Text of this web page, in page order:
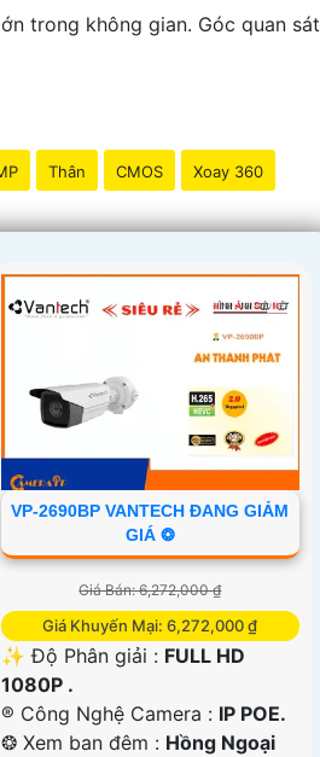
trong không gian. Góc quan sát
Thân CMOS Xoay 360
VP-2690BP VANTECH ĐANG GIẢM
GIÁ ❂
Giá Bán: 6,272,000 ₫
Giá Khuyến Mại: 6,272,000 ₫
✨ Độ Phân giải : FULL HD
1080P .
®️ Công Nghệ Camera : IP POE.
❂ Xem ban đêm : Hồng Ngoại